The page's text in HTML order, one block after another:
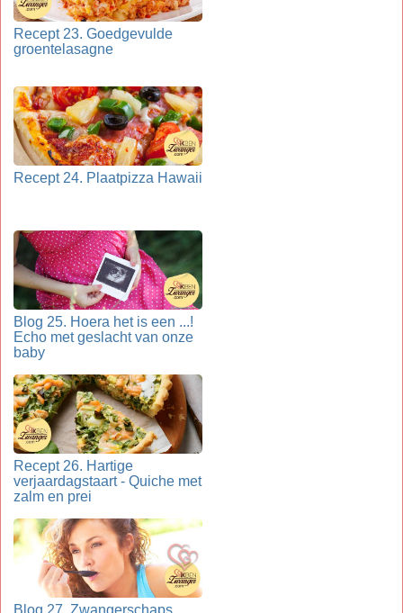
Recept 23. Goedgevulde
groentelasagne
Recept 24. Plaatpizza Hawaii
Blog 25. Hoera het is een ...!
Echo met geslacht van onze
baby
Recept 26. Hartige
verjaardagstaart - Quiche met
zalm en prei
Blog 27. Zwangerschaps